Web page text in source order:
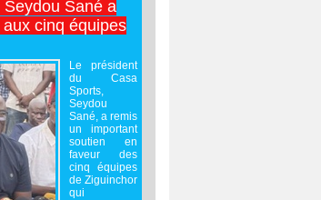
Sané a
cinq équipes
Le président
du Casa
Sports,
Seydou
Sané, a remis
un important
soutien en
faveur des
cinq équipes
de Ziguinchor
qui